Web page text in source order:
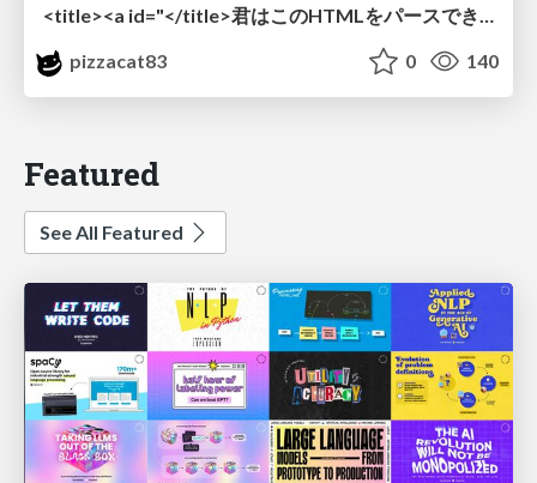
pizzacat83
0 140
Featured
See All Featured